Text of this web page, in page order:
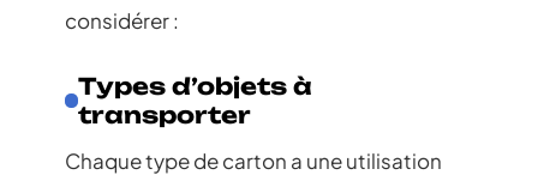
considérer :
Types d’objets à
transporter
Chaque type de carton a une utilisation